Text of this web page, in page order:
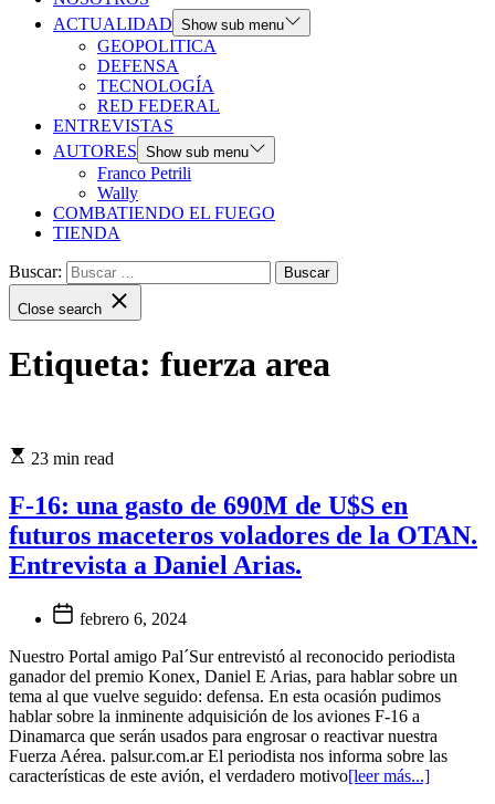
ACTUALIDAD Show sub menu
GEOPOLITICA
DEFENSA
TECNOLOGÍA
RED FEDERAL
ENTREVISTAS
AUTORES Show sub menu
Franco Petrili
Wally
COMBATIENDO EL FUEGO
TIENDA
Buscar:
Close search
Etiqueta: fuerza area
23 min read
F-16: una gasto de 690M de U$S en
futuros maceteros voladores de la OTAN.
Entrevista a Daniel Arias.
febrero 6, 2024
Nuestro Portal amigo Pal´Sur entrevistó al reconocido periodista
ganador del premio Konex, Daniel E Arias, para hablar sobre un
tema al que vuelve seguido: defensa. En esta ocasión pudimos
hablar sobre la inminente adquisición de los aviones F-16 a
Dinamarca que serán usados para engrosar o reactivar nuestra
Fuerza Aérea. palsur.com.ar El periodista nos informa sobre las
características de este avión, el verdadero motivo[leer más...]